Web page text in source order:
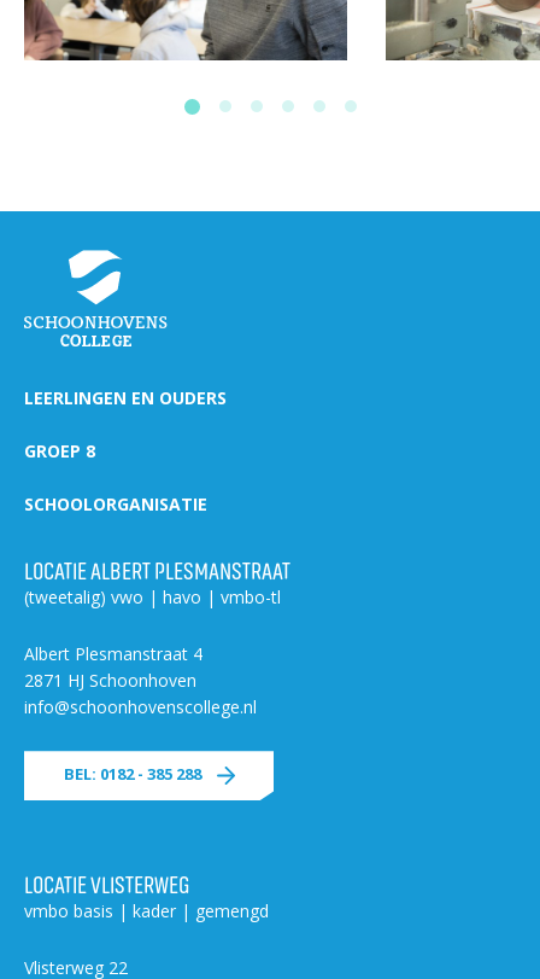
LEERLINGEN EN OUDERS
GROEP 8
SCHOOLORGANISATIE
LOCATIE ALBERT PLESMANSTRAAT
(tweetalig) vwo | havo | vmbo-tl
Albert Plesmanstraat 4
2871 HJ Schoonhoven
info@schoonhovenscollege.nl
BEL: 0182 - 385 288
LOCATIE VLISTERWEG
vmbo basis | kader | gemengd
Vlisterweg 22